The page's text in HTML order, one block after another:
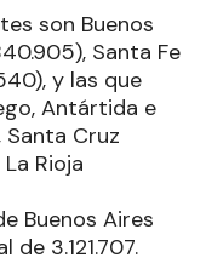
son Buenos
Santa Fe
y las que
Antártida e
Santa Cruz
Rioja
Buenos Aires
3.121.707.